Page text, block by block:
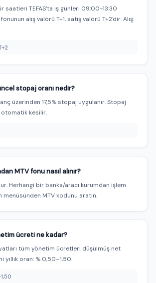
saatleri TEFAS'ta iş günleri 09:00-13:30
alış valörü T+1, satış valörü T+2'dir. Alış:
stopaj oranı nedir?
üzerinden 17,5% stopaj uygulanır. Stopaj
otomatik kesilir.
MTV fonu nasıl alınır?
Herhangi bir banka/aracı kurumdan işlem
menüsünden MTV kodunu aratın.
ücreti ne kadar?
tüm yönetim ücretleri düşülmüş net
yıllık oran: % 0,50–1,50.